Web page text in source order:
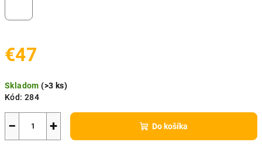
€47
cena:
Skladom(>3 ks)
Kód: 284
+
− Do košíka